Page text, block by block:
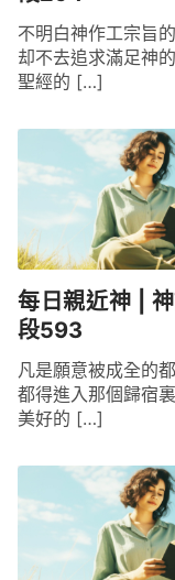
不明白神作工宗旨
却不去追求滿足神
聖經的 […]
每日親近神 |
段593
凡是願意被成全的
都得進入那個歸宿
美好的 […]